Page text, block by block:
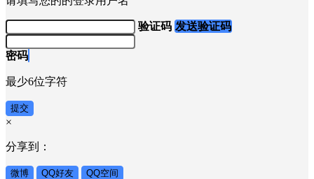
验证码 发送验证码
密码
最少6位字符
提交
×
分享到：
微博 QQ好友 QQ空间